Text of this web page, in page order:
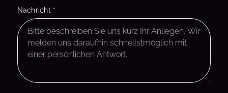
Nachricht *